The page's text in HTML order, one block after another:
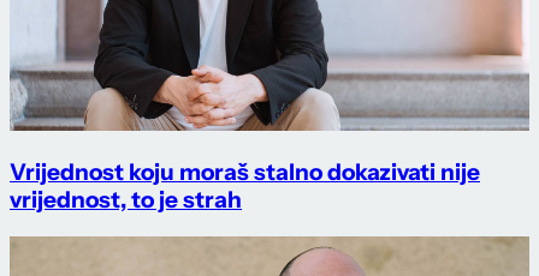
Vrijednost koju moraš stalno dokazivati nije
vrijednost, to je strah